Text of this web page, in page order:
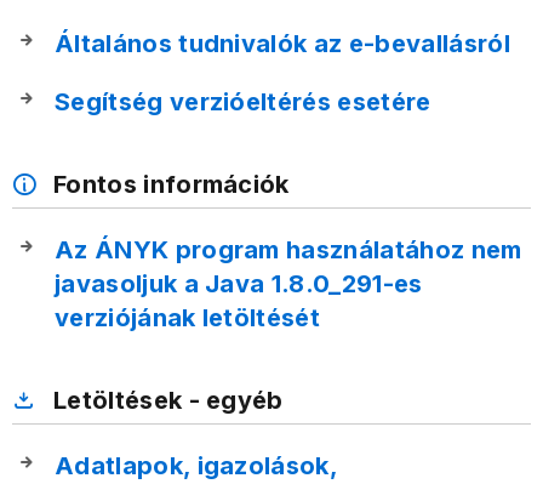
Általános tudnivalók az e-bevallásról
Segítség verzióeltérés esetére
Fontos információk
Az ÁNYK program használatához nem
javasoljuk a Java 1.8.0_291-es
verziójának letöltését
Letöltések - egyéb
Adatlapok, igazolások,